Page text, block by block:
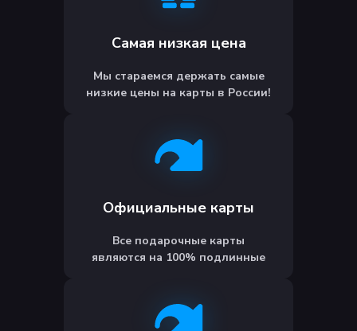
Самая низкая цена
Мы стараемся держать самые
низкие цены на карты в России!
Официальные карты
Все подарочные карты
являются на 100% подлинные